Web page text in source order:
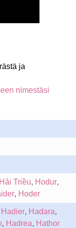
ja
nimestäsi
Hải Triều, Hodur,
, Hoder
Hadier, Hadara,
, Hadrea, Hathor